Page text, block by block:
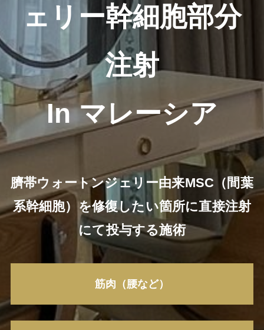
ェリー幹細胞部分
注射
In マレーシア
臍帯ウォートンジェリー由来MSC（間葉
系幹細胞）を修復したい箇所に直接注射
にて投与する施術
筋肉（腰など）